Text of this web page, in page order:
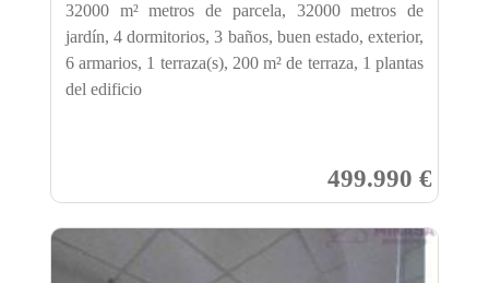
32000 m² metros de parcela, 32000 metros de
jardín, 4 dormitorios, 3 baños, buen estado, exterior,
6 armarios, 1 terraza(s), 200 m² de terraza, 1 plantas
del edificio
499.990 €